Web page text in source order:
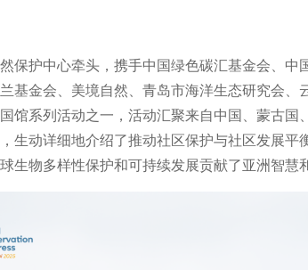
保护中心牵头，携手中国绿色碳汇基金会、
基金会、美境自然、青岛市海洋生态研究会
馆系列活动之一，活动汇聚来自中国、蒙古
生动详细地介绍了推动社区保护与社区发展
生物多样性保护和可持续发展贡献了亚洲智慧